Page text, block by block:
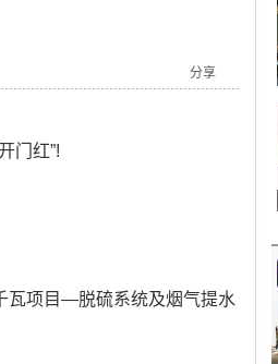
分享
门红”!
项目—脱硫系统及烟气提水